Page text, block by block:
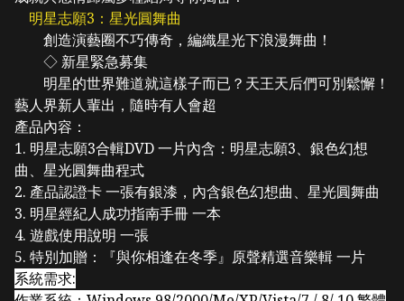
明星志願3：星光圓舞曲
創造演藝圈不巧傳奇，編織星光下浪漫舞曲！
◇ 新星緊急募集
明星的世界難道就這樣子而已？天王天后們可別鬆懈！
藝人界新人輩出，隨時有人會超
產品內容：
1. 明星志願3合輯DVD 一片內含：明星志願3、銀色幻想
曲、星光圓舞曲程式
2. 產品認證卡 一張有銀漆，內含銀色幻想曲、星光圓舞曲
3. 明星經紀人成功指南手冊 一本
4. 遊戲使用說明 一張
5. 特別加贈：『與你相逢在冬季』原聲精選音樂輯 一片
系統需求: